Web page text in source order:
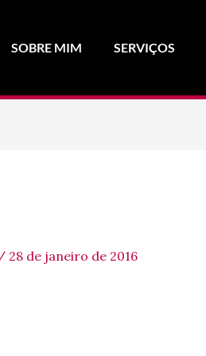
SOBRE MIM SERVIÇOS
/ 28 de janeiro de 2016